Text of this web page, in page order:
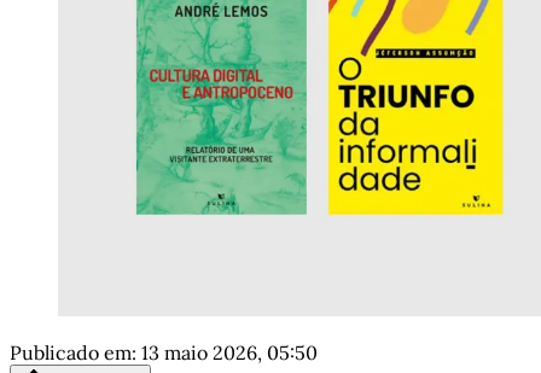
Publicado em: 13 maio 2026, 05:50